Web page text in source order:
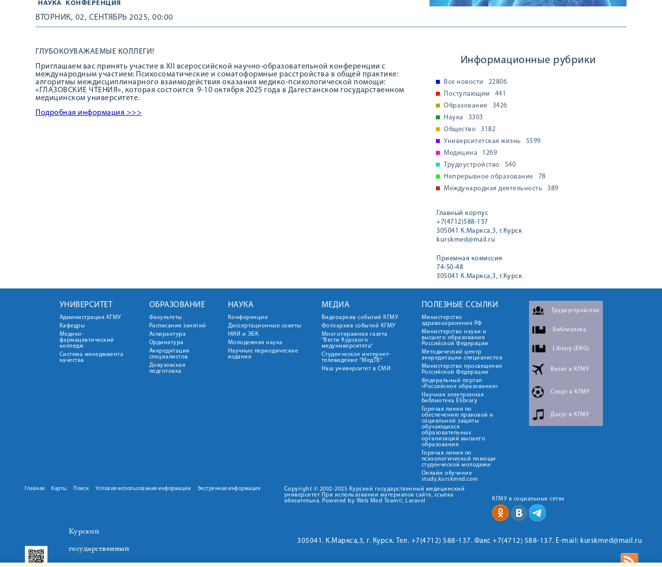
НАУКА КОНФЕРЕНЦИЯ
ВТОРНИК, 02, СЕНТЯБРЬ 2025, 00:00
ГЛУБОКОУВАЖАЕМЫЕ КОЛЛЕГИ!
Приглашаем вас принять участие в XII всероссийской научно-образовательной конференции с
международным участием: Психосоматические и соматоформные расстройства в общей практике:
алгоритмы междисциплинарного взаимодействия оказания медико-психологической помощи:
«ГЛАЗОВСКИЕ ЧТЕНИЯ», которая состоится 9-10 октября 2025 года в Дагестанском государственном
медицинском университете.
Подробная информация >>>
Информационные рубрики
Все новости
22806
Поступающим
441
Образование
3426
Наука
3303
Общество
3182
Университетская жизнь
5599
Медицина
1269
Трудоустройство
540
Непрерывное образование
78
Международная деятельность
389
Главный корпус
+7(4712)588-137
305041 К.Маркса,3, г.Курск
kurskmed@mail.ru
Приемная комиссия
74-50-48
305041 К.Маркса,3, г.Курск
УНИВЕРСИТЕТ
Администрация КГМУ
Кафедры
Медико-
фармацевтический
колледж
Система менеджмента
качества
ОБРАЗОВАНИЕ
Факультеты
Расписания занятий
Аспирантура
Ординатура
Аккредитация
специалистов
Довузовская
подготовка
НАУКА
Конференции
Диссертационные советы
НИИ и ЭБК
Молодежная наука
Научные периодические
издания
МЕДИА
Видеоархив событий КГМУ
Фотоархив событий КГМУ
Многотиражная газета
"Вести Курского
медуниверситета"
Студенческое интернет-
телевидение "МедТВ"
Наш университет в СМИ
ПОЛЕЗНЫЕ ССЫЛКИ
Министерство
здравоохранения РФ
Министерство науки и
высшего образования
Российской Федерации
Методический центр
аккредитации специалистов
Министерство просвещения
Российской Федерации
Федеральный портал
«Российское образование»
Научная электронная
библиотека Elibrary
Горячая линия по
обеспечению правовой и
социальной защиты
обучающихся
образовательных
организаций высшего
образования
Горячая линия по
психологической помощи
студенческой молодежи
Онлайн обучение
study.kurskmed.com
Трудоустройство
Библиотека
Library (ENG)
Визит в КГМУ
Спорт в КГМУ
Досуг в КГМУ
Главная Карты Поиск Условия использования информации Экстренная информация
Copyright © 2002-2025 Курский государственный медицинский
университет При использовании материалов сайта, ссылка
обязательна. Powered by Web Med Team©, Laravel
КГМУ в социальных сетях
Курский
государственный
305041. К.Маркса,3, г. Курск. Тел. +7(4712) 588-137. Факс +7(4712) 588-137. E-mail: kurskmed@mail.ru